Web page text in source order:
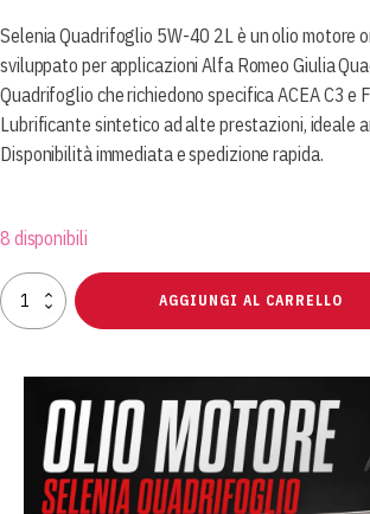
Selenia Quadrifoglio 5W-40 2L è un olio motore
sviluppato per applicazioni Alfa Romeo Giulia
Quadrifoglio che richiedono specifica ACEA C3
Lubrificante sintetico ad alte prestazioni, ideale
Disponibilità immediata e spedizione rapida.
8 disponibili
Selenia
Quadrifoglio
Originale
AGGIUNGI AL CARRELLO